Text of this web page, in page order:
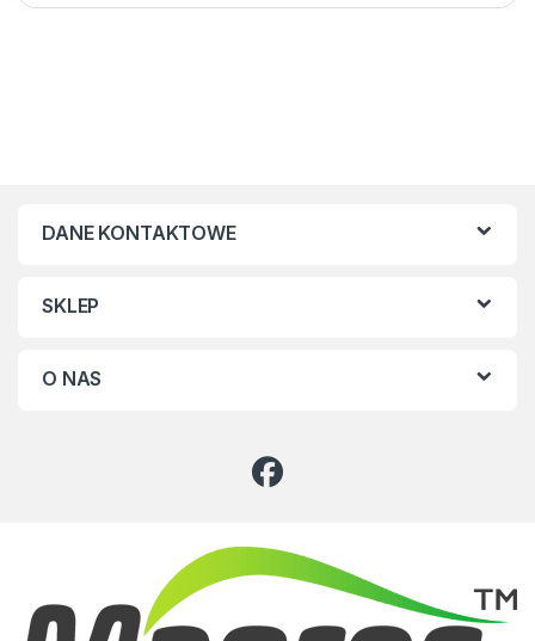
DANE KONTAKTOWE
SKLEP
O NAS